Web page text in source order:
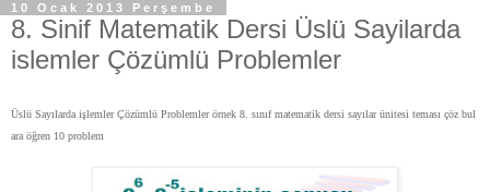
10 Ocak 2013 Perşembe
8. Sinif Matematik Dersi Üslü Sayilarda
islemler Çözümlü Problemler
Üslü Sayılarda işlemler Çözümlü Problemler örnek 8. sınıf matematik dersi sayılar ünitesi teması çöz bul
ara öğren 10 problem